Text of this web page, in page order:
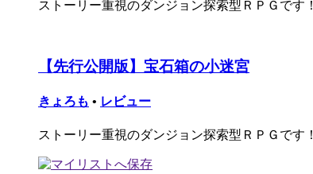
ストーリー重視のダンジョン探索型ＲＰＧです！
【先行公開版】宝石箱の小迷宮
きょろも • レビュー
ストーリー重視のダンジョン探索型ＲＰＧです！